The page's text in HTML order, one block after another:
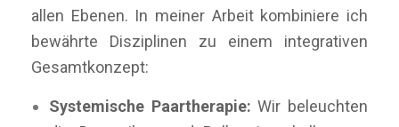
allen Ebenen. In meiner Arbeit kombiniere ich
bewährte Disziplinen zu einem integrativen
Gesamtkonzept:
Systemische Paartherapie: Wir beleuchten